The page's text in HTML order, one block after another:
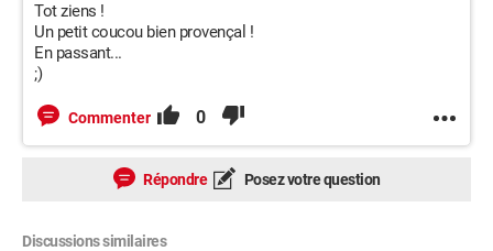
Tot ziens !
Un petit coucou bien provençal !
En passant...
;)
Commenter 0
Répondre Posez votre question
Discussions similaires